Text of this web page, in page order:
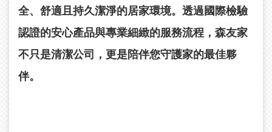
全、舒適且持久潔淨的居家環境。透過國際檢驗
認證的安心產品與專業細緻的服務流程，森友家
不只是清潔公司，更是陪伴您守護家的最佳夥
伴。